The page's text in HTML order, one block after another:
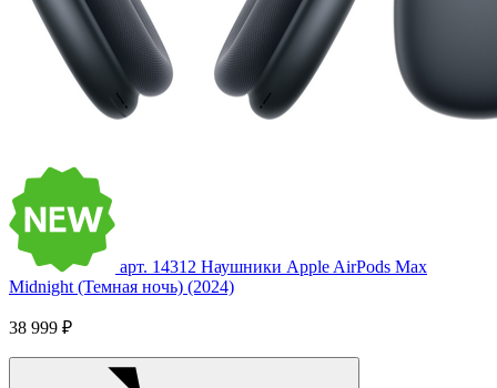
арт. 14312 Наушники Apple AirPods Max
Midnight (Темная ночь) (2024)
38 999 ₽